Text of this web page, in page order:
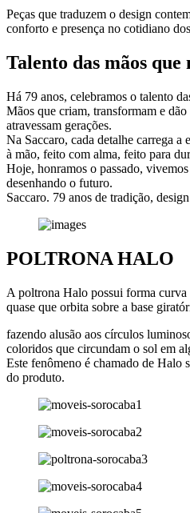
Peças que traduzem o design
conforto e presença no cotidiano
Talento das mãos que
Há 79 anos, celebramos o talento
Mãos que criam, transformam e
atravessam gerações.
Na Saccaro, cada detalhe carrega a
à mão, feito com alma, feito para
Hoje, honramos o passado,
desenhando o futuro.
Saccaro. 79 anos de tradição,
POLTRONA HALO
A poltrona Halo possui forma
quase que orbita sobre a base
fazendo alusão aos círculos
coloridos que circundam o sol em
Este fenômeno é chamado de Halo
do produto.